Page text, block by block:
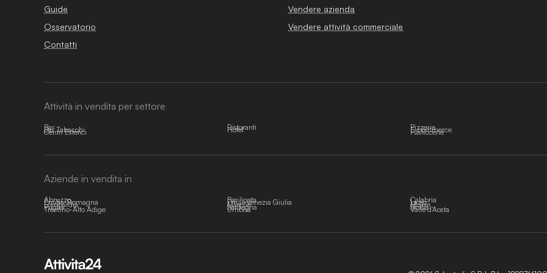
Guide
Osservatorio
Contatti
Vendere azienda
Vendere attività commerciale
Attività in vendita per settore
Bar Ristoranti Pizzerie
Bar Tabacchi Hotel E-commerce
Centri Estetici Pasticcerie
Aziende in vendita in
Abruzzo Basilicata Calabria
Emilia-Romagna Friuli-Venezia Giulia Lazio
Lombardia Marche Molise
Puglia Sardegna Sicilia
Trentino-Alto Adige Umbria Valle d'Aosta